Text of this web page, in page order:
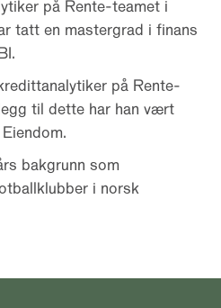
på Rente-teamet i
tatt en mastergrad i finans
på Rente-
til dette har han vært
bakgrunn som
i norsk